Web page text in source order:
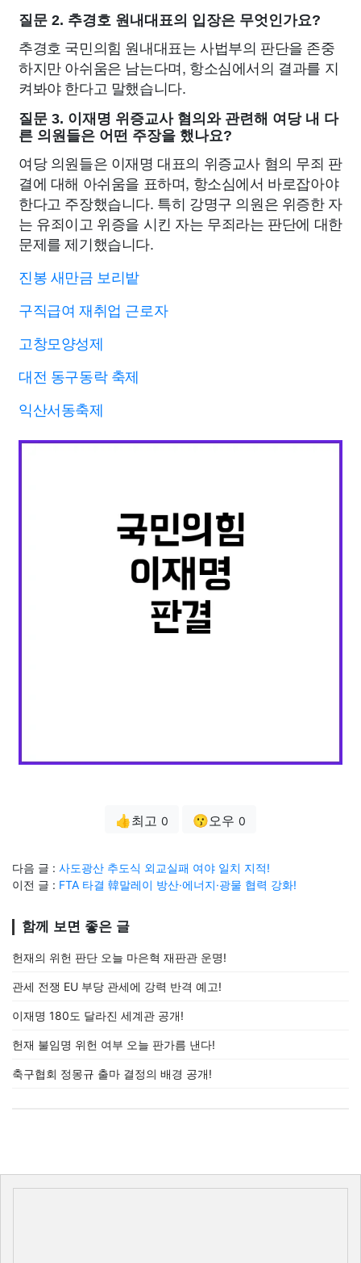
질문 2. 추경호 원내대표의 입장은 무엇인가요?
추경호 국민의힘 원내대표는 사법부의 판단을 존중
하지만 아쉬움은 남는다며, 항소심에서의 결과를 지
켜봐야 한다고 말했습니다.
질문 3. 이재명 위증교사 혐의와 관련해 여당 내 다
른 의원들은 어떤 주장을 했나요?
여당 의원들은 이재명 대표의 위증교사 혐의 무죄 판
결에 대해 아쉬움을 표하며, 항소심에서 바로잡아야
한다고 주장했습니다. 특히 강명구 의원은 위증한 자
는 유죄이고 위증을 시킨 자는 무죄라는 판단에 대한
문제를 제기했습니다.
진봉 새만금 보리밭
구직급여 재취업 근로자
고창모양성제
대전 동구동락 축제
익산서동축제
👍최고 0 😗오우 0
다음 글 : 사도광산 추도식 외교실패 여야 일치 지적!
이전 글 : FTA 타결 韓말레이 방산·에너지·광물 협력 강화!
함께 보면 좋은 글
헌재의 위헌 판단 오늘 마은혁 재판관 운명!
관세 전쟁 EU 부당 관세에 강력 반격 예고!
이재명 180도 달라진 세계관 공개!
헌재 불임명 위헌 여부 오늘 판가름 낸다!
축구협회 정몽규 출마 결정의 배경 공개!